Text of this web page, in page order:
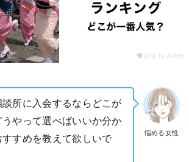
悩める女性
所に入会するならどこが
やって選べばいいか分か
すすめを教えて欲しいで